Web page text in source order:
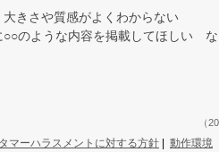
きさや質感がよくわからない
のような内容を掲載してほしい
（
マーハラスメントに対する方針 | 動作環境